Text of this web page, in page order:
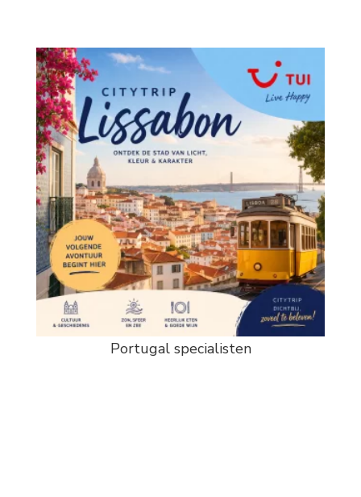
Portugal specialisten